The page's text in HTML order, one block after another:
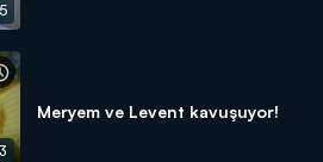
Meryem ve Levent kavuşuyor!